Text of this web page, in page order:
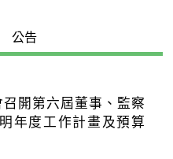
公告
開第六屆董事、監察
年度工作計畫及預算